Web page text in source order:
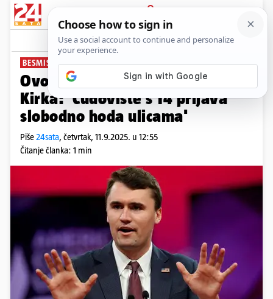
PRIJAVA
News Komentari
BESMISLENO UBOJSTVO
Ovo je zadnja objava Charlieja
Kirka: 'Čudovište s 14 prijava
slobodno hoda ulicama'
Piše24sata, četvrtak, 11.9.2025. u 12:55
Čitanje članka: 1 min